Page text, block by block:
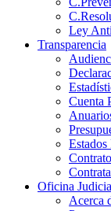
Ley
Transparencia
Cuenta
Estados
Oficina
Acerca